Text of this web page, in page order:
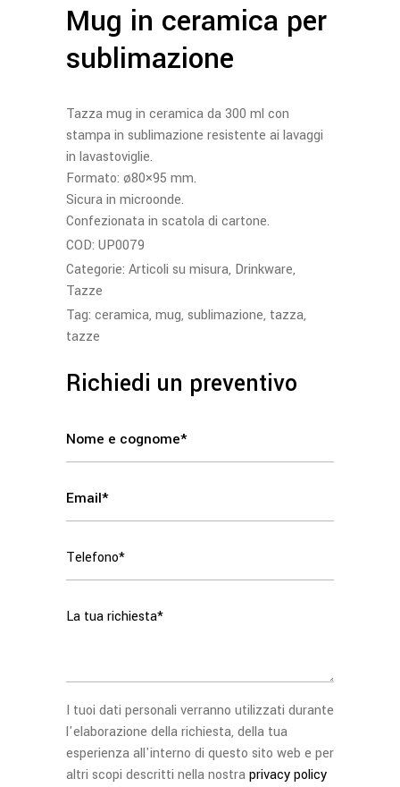
Mug in ceramica per
sublimazione
Tazza mug in ceramica da 300 ml con
stampa in sublimazione resistente ai lavaggi
in lavastoviglie.
Formato: ø80×95 mm.
Sicura in microonde.
Confezionata in scatola di cartone.
COD: UP0079
Categorie: Articoli su misura, Drinkware,
Tazze
Tag: ceramica, mug, sublimazione, tazza,
tazze
Richiedi un preventivo
I tuoi dati personali verranno utilizzati durante
l'elaborazione della richiesta, della tua
esperienza all'interno di questo sito web e per
altri scopi descritti nella nostraprivacy policy